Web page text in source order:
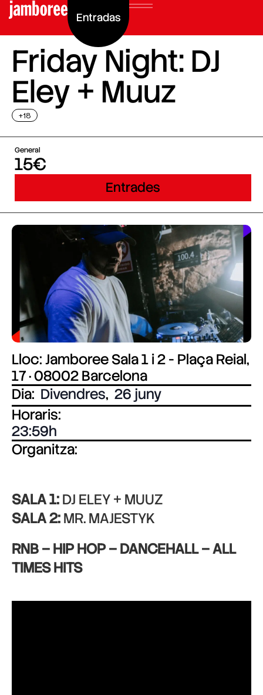
Entradas
Friday Night: DJ
Eley + Muuz
+18
General
15€
Entrades
Lloc: Jamboree Sala 1 i 2 - Plaça Reial,
17 · 08002 Barcelona
Dia: Divendres, 26 juny
Horaris:
23:59
Organitza:
SALA 1:DJ ELEY + MUUZ
SALA 2:MR. MAJESTYK
RNB – HIP HOP – DANCEHALL – ALL
TIMES HITS